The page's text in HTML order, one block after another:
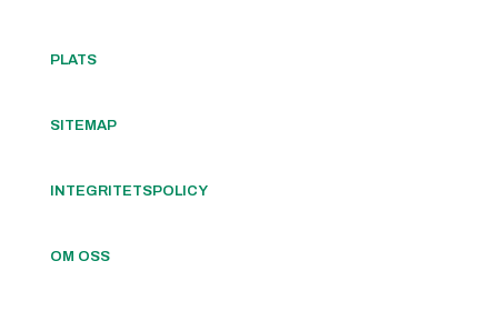
PLATS
SITEMAP
INTEGRITETSPOLICY
OM OSS